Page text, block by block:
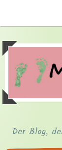
Der Blog,